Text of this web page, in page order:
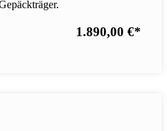
1.890,00 €*